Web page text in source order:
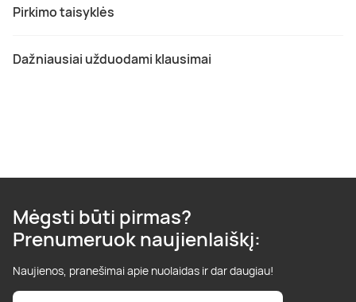
Pirkimo taisyklės
Dažniausiai užduodami klausimai
Mėgsti būti pirmas?
Prenumeruok naujienlaiškį:
Naujienos, pranešimai apie nuolaidas ir dar daugiau!